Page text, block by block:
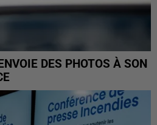
DES PHOTOS À SON